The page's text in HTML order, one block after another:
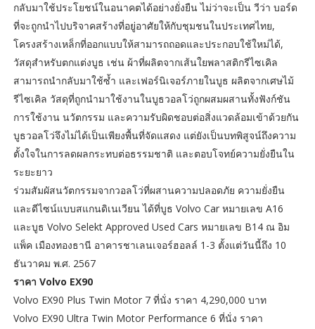
กลับมาใช้ประโยชน์ในอนาคตได้อย่างยั่งยืน ไม่ว่าจะเป็น วีว่า บอร์ด
ที่จะถูกนำไปบริจาคสร้างที่อยู่อาศัยให้กับชุมชนในประเทศไทย,
โครงสร้างเหล็กที่ออกแบบให้สามารถถอดและประกอบใช้ใหม่ได้,
วัสดุสำหรับตกแต่งบูธ เช่น ผ้าที่ผลิตจากเส้นใยพลาสติกรีไซเคิล
สามารถนำกลับมาใช้ซ้ำ และเฟอร์นิเจอร์ภายในบูธ ผลิตจากเศษไม้
รีไซเคิล วัสดุที่ถูกนำมาใช้งานในบูธวอลโว่ถูกผสมผสานทั้งฟังก์ชัน
การใช้งาน นวัตกรรม และความรับผิดชอบต่อสิ่งแวดล้อมเข้าด้วยกัน
บูธวอลโว่จึงไม่ได้เป็นเพียงพื้นที่จัดแสดง แต่ยังเป็นบทพิสูจน์ถึงความ
ตั้งใจในการลดผลกระทบต่อธรรมชาติ และตอบโจทย์ความยั่งยืนใน
ระยะยาว
ร่วมสัมผัสนวัตกรรมจากวอลโว่ที่ผสานความปลอดภัย ความยั่งยืน
และดีไซน์แบบสแกนดิเนเวียน ได้ที่บูธ Volvo Car หมายเลข A16
และบูธ Volvo Selekt Approved Used Cars หมายเลข B14 ณ อิม
แพ็ค เมืองทองธานี อาคารชาเลนเจอร์ฮอลล์ 1-3 ตั้งแต่วันนี้ถึง 10
ธันวาคม พ.ศ. 2567
ราคา Volvo EX90
Volvo EX90 Plus Twin Motor 7 ที่นั่ง ราคา 4,290,000 บาท
Volvo EX90 Ultra Twin Motor Performance 6 ที่นั่ง ราคา